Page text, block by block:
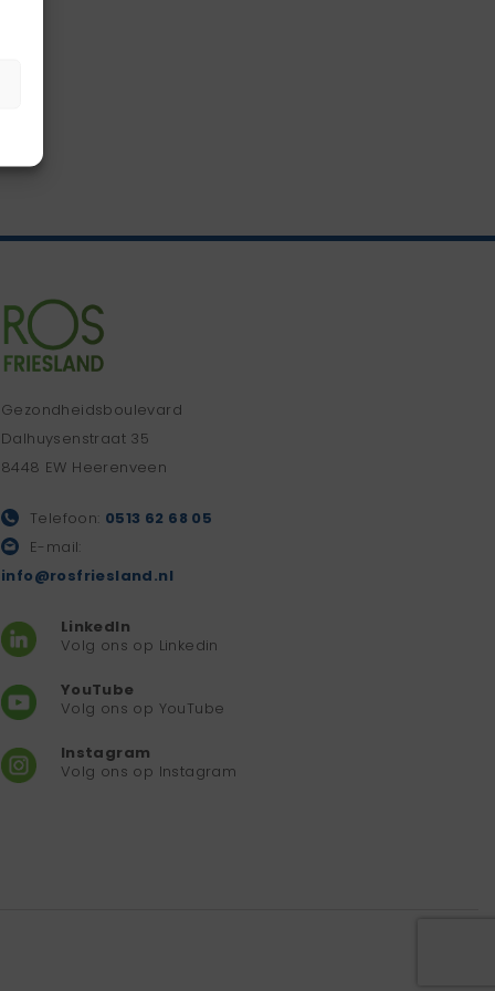
Gezondheidsboulevard
Dalhuysenstraat 35
8448 EW Heerenveen
Telefoon: 0513 62 68 05
E-mail:
info@rosfriesland.nl
LinkedIn
Volg ons op Linkedin
YouTube
Volg ons op YouTube
Instagram
Volg ons op Instagram